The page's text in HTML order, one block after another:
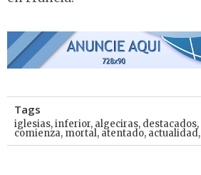
Tags
iglesias,inferior, algeciras, destacados,
comienza, mortal, atentado, actualidad,